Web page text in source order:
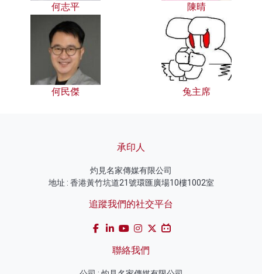
何志平 陳晴
何民傑 兔主席
承印人
灼見名家傳媒有限公司
地址 : 香港黃竹坑道21號環匯廣場10樓1002室
追蹤我們的社交平台
聯絡我們